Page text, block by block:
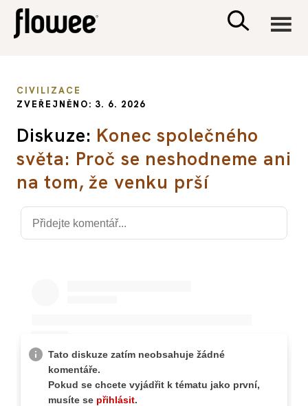
PSYCHOLOGIE
SEX A VZTAHY
CIVILIZACE
ZVEŘEJNĚNO: 3. 6. 2026
Diskuze: Konec společného
světa: Proč se neshodneme ani
na tom, že venku prší